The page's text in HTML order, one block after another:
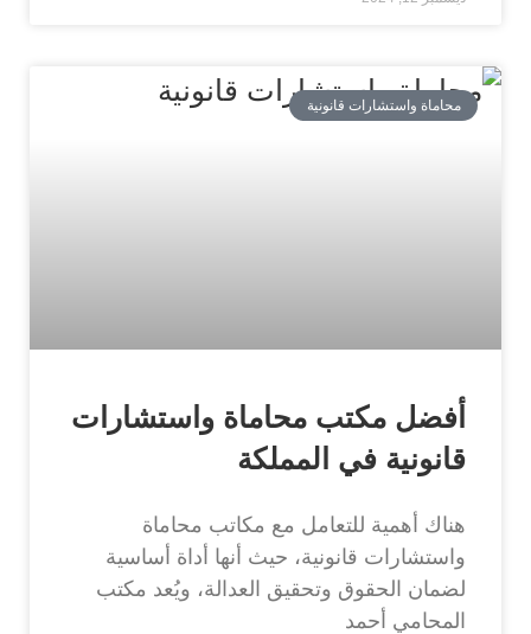
محاماة واستشارات قانونية
أفضل مكتب محاماة واستشارات
قانونية في المملكة
هناك أهمية للتعامل مع مكاتب محاماة
واستشارات قانونية، حيث أنها أداة أساسية
لضمان الحقوق وتحقيق العدالة، ويُعد مكتب
المحامي أحمد